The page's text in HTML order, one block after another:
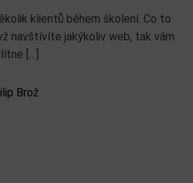
klientů během školení. Co to
navštívíte jakýkoliv web, tak vám
[…]
Brož